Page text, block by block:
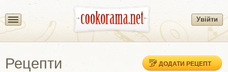
Увійти
Рецепти ДОДАТИ РЕЦЕПТ